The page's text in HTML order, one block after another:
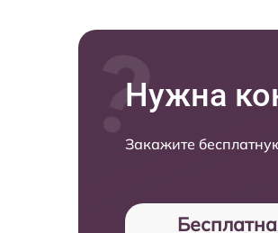
Нужна
Закажите